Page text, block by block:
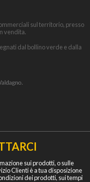
sul territorio, presso
vendita.
dal bollino verde e dalla
sui prodotti, o sulle
Clienti è a tua disposizione
dei prodotti, sui tempi